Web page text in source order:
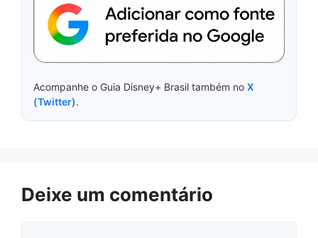
Acompanhe o Guia Disney+ Brasil também no X
(Twitter).
Deixe um comentário